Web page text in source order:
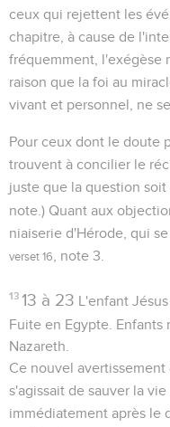
ceux qui rejettent les
chapitre, à cause de
fréquemment, l'exégèse
raison que la foi au
vivant et personnel, ne
Pour ceux dont le doute
trouvent à concilier le
juste que la question
note.) Quant aux
niaiserie d'Hérode, qui
verset 16 , note 3.
13 13 à 23 L'enfant
Fuite en Egypte. Enfants
Nazareth.
Ce nouvel
s'agissait de sauver la
immédiatement après le